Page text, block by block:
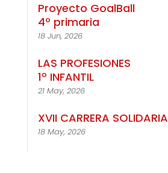
Proyecto GoalBall
4º primaria
18 Jun, 2026
LAS PROFESIONES
1º INFANTIL
21 May, 2026
XVII CARRERA SOLIDARIA
18 May, 2026